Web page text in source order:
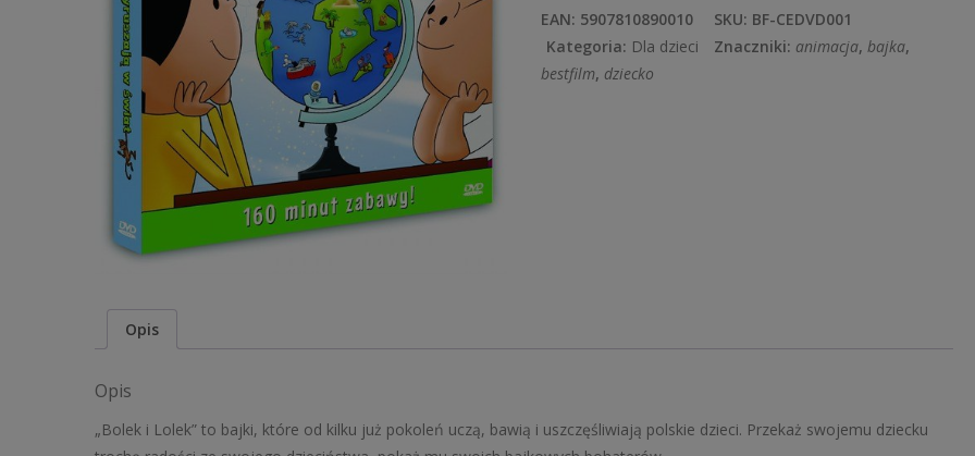
i
Lolek
wyruszają
EAN: 5907810890010 SKU: BF-CEDVD001
Kategoria: Dla dzieci Znaczniki: animacja,bajka,
bestfilm, dziecko
Opis
Opis
„Bolek i Lolek” to bajki, które od kilku już pokoleń uczą, bawią i uszczęśliwiają polskie dzieci. Przekaż swojemu dziecku